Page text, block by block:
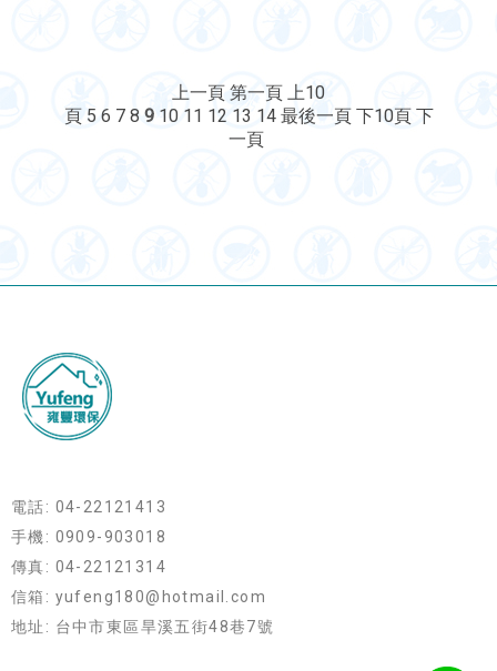
上一頁 第一頁 上10
頁 5 6 7 8 9 10 11 12 13 14 最後一頁 下10頁 下
一頁
電話: 04-22121413
手機: 0909-903018
傳真: 04-22121314
信箱: yufeng180@hotmail.com
地址: 台中市東區旱溪五街48巷7號